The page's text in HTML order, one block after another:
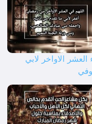
العشر الاواخر لابي